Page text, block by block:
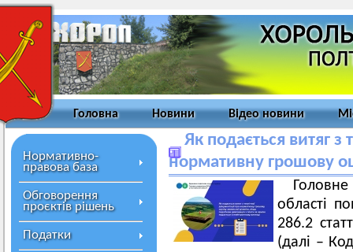
Головна Новини Відео новини
Нормативно-
правова база
Обговорення
проєктів рішень
Податки
Як подається витяг з
нормативну грошову
області
286.2
(далі –